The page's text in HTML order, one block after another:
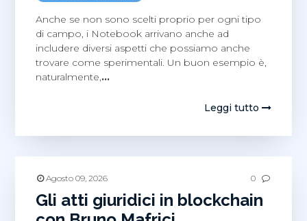
Anche se non sono scelti proprio per ogni tipo
di campo, i Notebook arrivano anche ad
includere diversi aspetti che possiamo anche
trovare come sperimentali. Un buon esempio è,
naturalmente,…
Leggi tutto
Agosto 09, 2026 0
Gli atti giuridici in blockchain